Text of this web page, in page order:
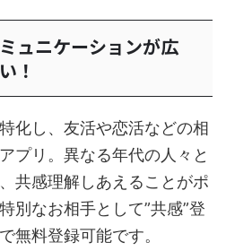
ュニケーションが広
！
化し、友活や恋活などの相
プリ。異なる年代の人々と
共感理解しあえることがポ
別なお相手として”共感”登
無料登録可能です。